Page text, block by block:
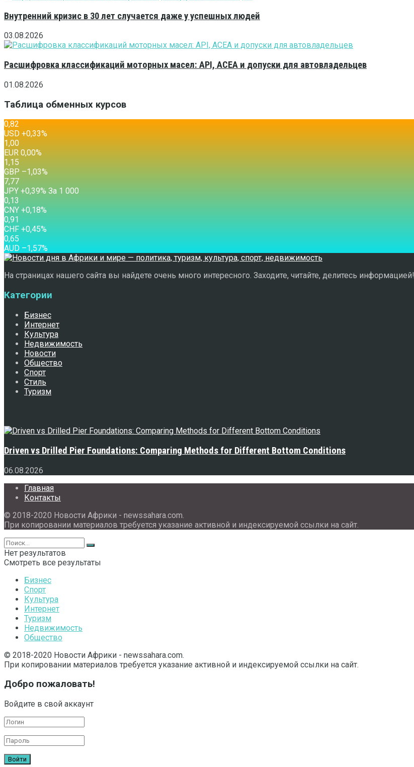
Внутренний кризис в 30 лет случается даже у успешных людей
03.08.2026
Расшифровка классификаций моторных масел: API, ACEA и допуски для автовладельцев
01.08.2026
Таблица обменных курсов
0,82
USD +0,33%
1,00
EUR 0,00%
1,15
GBP –1,03%
7,77
JPY +0,39% За 1 000
0,13
CNY +0,18%
0,91
CHF +0,45%
0,65
AUD –1,57%
На страницах нашего сайта вы найдете очень много интересного. Заходите, читайте, делитесь информацией!
Категории
Бизнес
Интернет
Культура
Недвижимость
Новости
Общество
Спорт
Стиль
Туризм
Driven vs Drilled Pier Foundations: Comparing Methods for Different Bottom Conditions
06.08.2026
Главная
Контакты
© 2018-2020 Новости Африки - newssahara.com.
При копировании материалов требуется указание активной и индексируемой ссылки на сайт.
Нет результатов
Смотреть все результаты
Бизнес
Спорт
Культура
Интернет
Туризм
Недвижимость
Общество
© 2018-2020 Новости Африки - newssahara.com.
При копировании материалов требуется указание активной и индексируемой ссылки на сайт.
Добро пожаловать!
Войдите в свой аккаунт